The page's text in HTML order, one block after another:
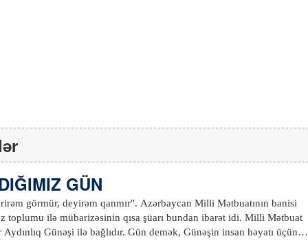
GÜN
görmür, deyirəm qanmır". Azərbaycan Milli Mətbuatının banisi
toplumu ilə mübarizəsinin qısa şüarı bundan ibarət idi. Milli Mətbuat
Günəşi ilə bağlıdır. Gün demək, Günəşin insan həyatı üçün